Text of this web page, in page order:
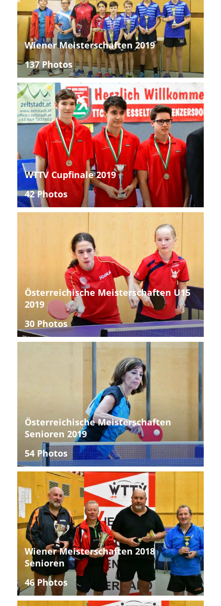
Wiener Meisterschaften 2019
137 Photos
WTTV Cupfinale 2019
42 Photos
Österreichische Meisterschaften U15
2019
30 Photos
Österreichische Meisterschaften
Senioren 2019
54 Photos
Wiener Meisterschaften 2018
Senioren
46 Photos